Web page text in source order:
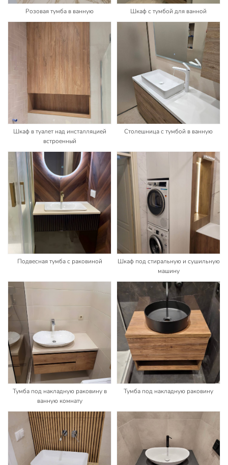
Розовая тумба в ванную Шкаф с тумбой для ванной
Шкаф в туалет над инсталляцией
встроенный
Столешница с тумбой в ванную
Подвесная тумба с раковиной
Шкаф под стиральную и сушильную
машину
Тумба под накладную раковину в
ванную комнату
Тумба под накладную раковину